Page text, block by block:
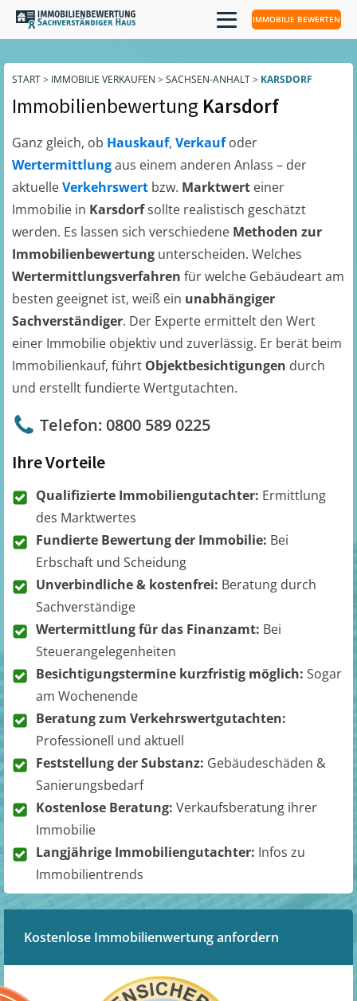
IMMOBILIE BEWERTEN
START> IMMOBILIE VERKAUFEN > SACHSEN-ANHALT> KARSDORF
Immobilienbewertung Karsdorf
Ganz gleich, ob Hauskauf, Verkaufoder
Wertermittlungaus einem anderen Anlass – der
aktuelleVerkehrswert bzw. Marktwert einer
Immobilie in Karsdorfsollte realistisch geschätzt
werden. Es lassen sich verschiedene Methoden zur
Immobilienbewertung unterscheiden. Welches
Wertermittlungsverfahren für welche Gebäudeart am
besten geeignet ist, weiß ein unabhängiger
Sachverständiger. Der Experte ermittelt den Wert
einer Immobilie objektiv und zuverlässig. Er berät beim
Immobilienkauf, führt Objektbesichtigungen durch
und erstellt fundierte Wertgutachten.
Telefon: 0800 589 0225
Ihre Vorteile
Qualifizierte Immobiliengutachter: Ermittlung
des Marktwertes
Fundierte Bewertung der Immobilie: Bei
Erbschaft und Scheidung
Unverbindliche & kostenfrei: Beratung durch
Sachverständige
Wertermittlung für das Finanzamt: Bei
Steuerangelegenheiten
Besichtigungstermine kurzfristig möglich: Sogar
am Wochenende
Beratung zum Verkehrswertgutachten:
Professionell und aktuell
Feststellung der Substanz: Gebäudeschäden &
Sanierungsbedarf
Kostenlose Beratung: Verkaufsberatung ihrer
Immobilie
Langjährige Immobiliengutachter: Infos zu
Immobilientrends
Kostenlose Immobilienwertung anfordern